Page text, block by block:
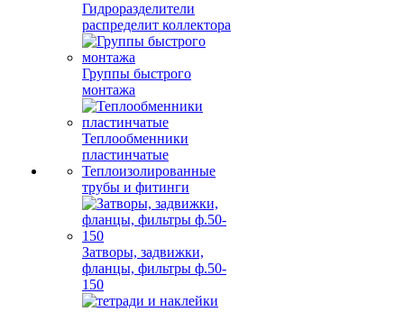
Гидроразделители
распределит коллектора
Группы быстрого
монтажа
Теплообменники
пластинчатые
Теплоизолированные
трубы и фитинги
Затворы, задвижки,
фланцы, фильтры ф.50-
150